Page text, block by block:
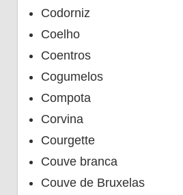
Codorniz
Coelho
Coentros
Cogumelos
Compota
Corvina
Courgette
Couve branca
Couve de Bruxelas